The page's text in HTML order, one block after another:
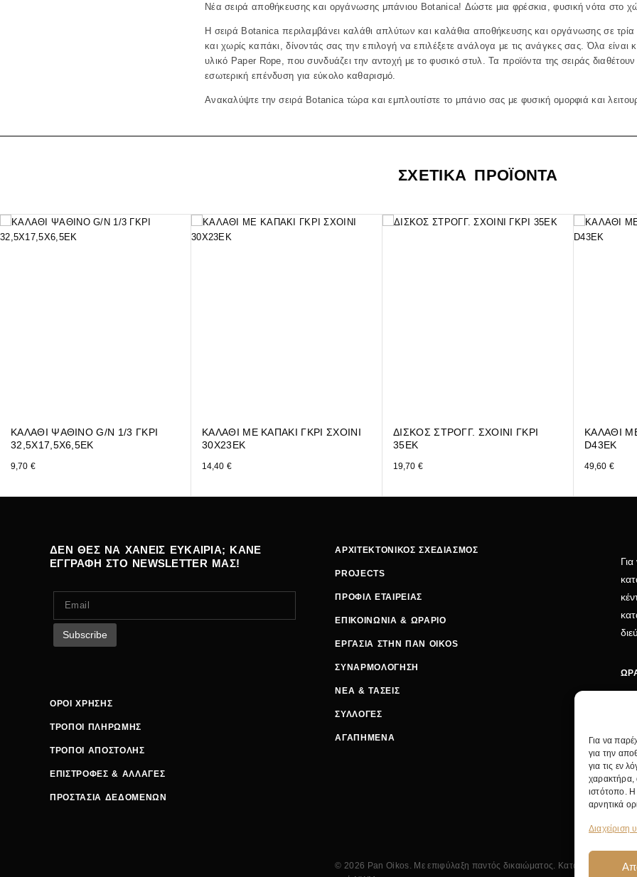
Για να
για την
για τις εν
χαρακτήρα,
ιστότοπο.
αρνητικά
Διαχείριση
Νέα σειρά αποθήκευσης και οργάνωσης μπάνιου Botanica! Δώστε μια φρέσκια, φυσική νότα στο
Η σειρά Botanica περιλαμβάνει καλάθι απλύτων και καλάθια αποθήκευσης και οργάνωσης σε τρία
και χωρίς καπάκι, δίνοντάς σας την επιλογή να επιλέξετε ανάλογα με τις ανάγκες σας. Όλα
υλικό Paper Rope, που συνδυάζει την αντοχή με το φυσικό στυλ. Τα προϊόντα της σειράς
εσωτερική επένδυση για εύκολο καθαρισμό.
Ανακαλύψτε την σειρά Botanica τώρα και εμπλουτίστε το μπάνιο σας με φυσική ομορφιά και
ΣΧΕΤΙΚΑ ΠΡΟΪΟΝΤΑ
ΚΑΛΑΘΙ ΨΑΘΙΝΟ G/N 1/3 ΓΚΡΙ
32,5Χ17,5Χ6,5ΕΚ
9,70 €
ΚΑΛΑΘΙ ΜΕ ΚΑΠΑΚΙ ΓΚΡΙ ΣΧΟΙΝΙ
30X23EK
14,40 €
ΔΙΣΚΟΣ ΣΤΡΟΓΓ. ΣΧΟΙΝΙ ΓΚΡΙ
35ΕΚ
19,70 €
ΚΑΛΑΘΙ
D43EK
49,60 €
ΔΕΝ ΘΕΣ ΝΑ ΧΑΝΕΙΣ ΕΥΚΑΙΡΙΑ; ΚΑΝΕ
ΕΓΓΡΑΦΗ ΣΤΟ NEWSLETTER ΜΑΣ!
ΟΡΟΙ ΧΡΗΣΗΣ
ΤΡΟΠΟΙ ΠΛΗΡΩΜΗΣ
ΤΡΟΠΟΙ ΑΠΟΣΤΟΛΗΣ
ΕΠΙΣΤΡΟΦΕΣ & ΑΛΛΑΓΕΣ
ΠΡΟΣΤΑΣΙΑ ΔΕΔΟΜΕΝΩΝ
ΑΡΧΙΤΕΚΤΟΝΙΚΟΣ ΣΧΕΔΙΑΣΜΟΣ
PROJECTS
ΠΡΟΦΙΛ ΕΤΑΙΡΕΙΑΣ
ΕΠΙΚΟΙΝΩΝΙΑ & ΩΡΑΡΙΟ
ΕΡΓΑΣΙΑ ΣΤΗΝ ΠΑΝ OIKOS
ΣΥΝΑΡΜΟΛΟΓΗΣΗ
ΝΕΑ & ΤΑΣΕΙΣ
ΣΥΛΛΟΓΕΣ
ΑΓΑΠΗΜΕΝΑ
© 2026 Pan Oikos. Με επιφύλαξη παντός δικαιώματος. Κατασκευή